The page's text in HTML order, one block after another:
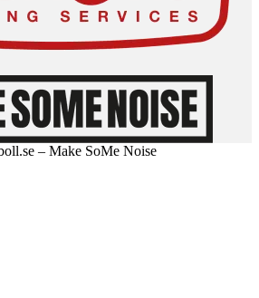
– Make SoMe Noise